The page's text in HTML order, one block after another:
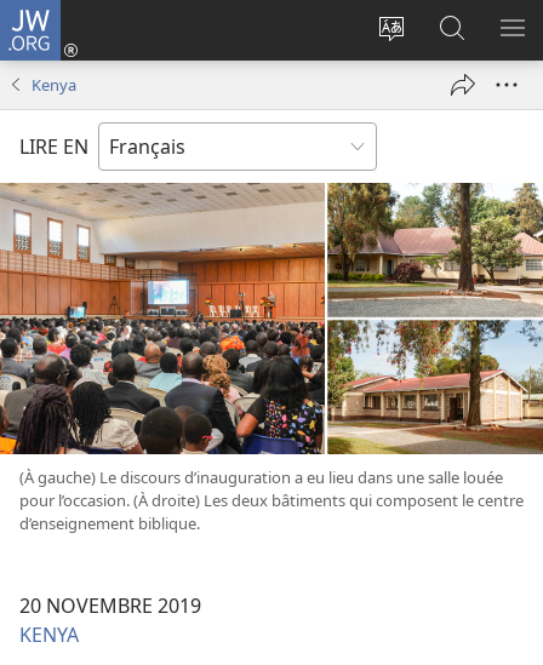
JW.ORG
Changer
langue
Se
connecter
nouvelle
sur
JW.ORG
Kenya
LIRE EN
(À gauche) Le discours d’inauguration a eu lieu dans une salle louée
pour l’occasion. (À droite) Les deux bâtiments qui composent le centre
d’enseignement biblique.
20 NOVEMBRE 2019
KENYA